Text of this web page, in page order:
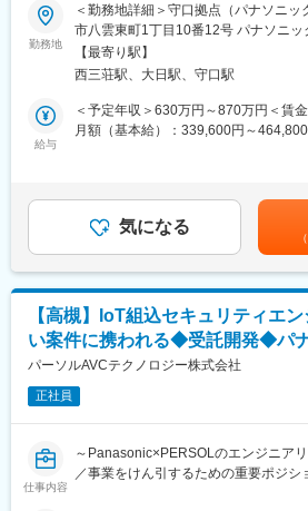
■こんな方にオススメ
・「これまで開発エンジニアとして携
体を見渡す仕事がしたい」
り”で関わりたい」
・「IoT時代に求められる、市場価値
当社はAI、IoT、クラウド、アプリや
ドの知見を持っており、数多くのお客
す。
◇取引先例：（製造業）電機メーカー/
メーカー/計測・放送機器メーカーな
など（研究機関）自動運転技術研究企
ュリティ対策を担当いただきます。当
ェアの脆弱性評価、暗号化、セキュア
定義・基本設計・詳細設計・設計レビ
・レイアウトフリーテレビ開発
・冷蔵庫カメラ開発
・ケーブルテレビ向けセットトップボ
■魅力
・生活家電の機能をさらに充実させ
献できる
勤務地
＜勤務地詳細＞守口拠点（パナソニッ
市八雲東町1丁目10番12号 パナソニッ
全面禁煙変更の範囲：会社の定める事
【最寄り駅】
西三荘駅、大日駅、守口駅
給与
＜予定年収＞630万円～870万円＜賃
月額（基本給）：339,600円～
気になる
【高槻】IoT組込セキュリティエ
い案件に携われる◆受託開発◆パ
パーソルAVCテクノロジー株式会社
正社員
仕事内容
～Panasonic×PERSOLのエンジニア
／事業をけん引するための重要ポジシ